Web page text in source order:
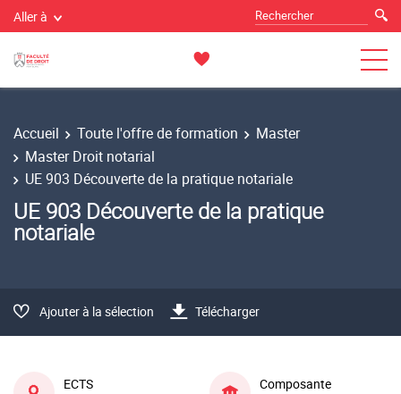
Aller à
Accueil Toute l'offre de formation
Master
Master Droit notarial
UE 903 Découverte de la pratique notariale
UE 903 Découverte de la pratique
notariale
Ajouter à la sélection Télécharger
ECTS
Composante